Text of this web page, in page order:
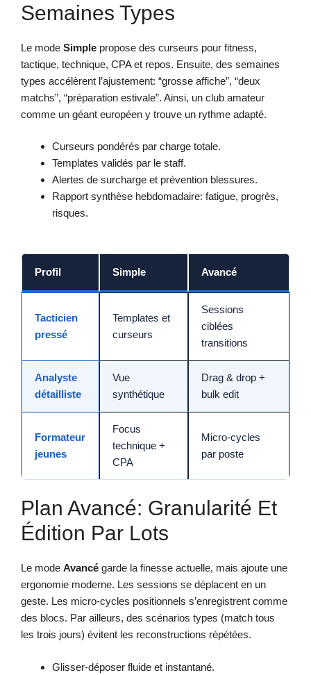
Semaines Types
Le mode Simple propose des curseurs pour fitness,
tactique, technique, CPA et repos. Ensuite, des semaines
types accélèrent l’ajustement: “grosse affiche”, “deux
matchs”, “préparation estivale”. Ainsi, un club amateur
comme un géant européen y trouve un rythme adapté.
Curseurs pondérés par charge totale.
Templates validés par le staff.
Alertes de surcharge et prévention blessures.
Rapport synthèse hebdomadaire: fatigue, progrès,
risques.
Profil Simple Avancé
Tacticien
pressé
Templates et
curseurs
Sessions
ciblées
transitions
Analyste
détailliste
Vue
synthétique
Drag & drop +
bulk edit
Formateur
jeunes
Focus
technique +
CPA
Micro-cycles
par poste
Plan Avancé: Granularité Et
Édition Par Lots
Le mode Avancé garde la finesse actuelle, mais ajoute une
ergonomie moderne. Les sessions se déplacent en un
geste. Les micro-cycles positionnels s’enregistrent comme
des blocs. Par ailleurs, des scénarios types (match tous
les trois jours) évitent les reconstructions répétées.
Glisser-déposer fluide et instantané.